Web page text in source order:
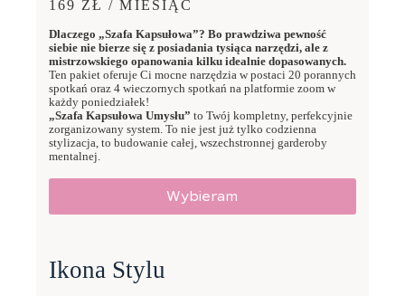
169 ZŁ / MIESIĄC
Dlaczego „Szafa Kapsułowa”? Bo prawdziwa pewność
siebie nie bierze się z posiadania tysiąca narzędzi, ale z
mistrzowskiego opanowania kilku idealnie dopasowanych.
Ten pakiet oferuje Ci mocne narzędzia w postaci 20 porannych
spotkań oraz 4 wieczornych spotkań na platformie zoom w
każdy poniedziałek!
„Szafa Kapsułowa Umysłu” to Twój kompletny, perfekcyjnie
zorganizowany system. To nie jest już tylko codzienna
stylizacja, to budowanie całej, wszechstronnej garderoby
mentalnej.
Wybieram
Ikona Stylu